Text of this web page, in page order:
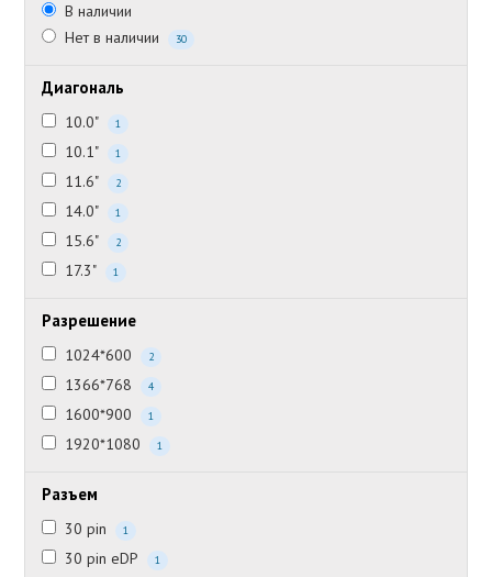
В наличии
Нет в наличии
30
Диагональ
10.0" 1
10.1" 1
11.6" 2
14.0" 1
15.6" 2
17.3" 1
Разрешение
1024*600 2
1366*768 4
1600*900 1
1920*1080 1
Разъем
30 pin 1
30 pin eDP 1